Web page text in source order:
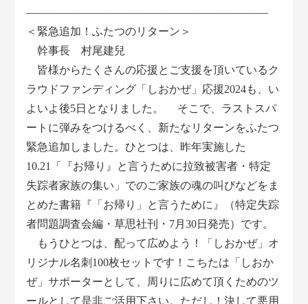
――――――――――――――――――――――
＜緊急追加！ふたつのリターン＞
幹事長 村尾建兒
皆様からたくさんの応援とご支援を頂いているク
ラウドファンディング「しおかぜ」応援2024も、い
よいよ後5日となりました。 そこで、ラストスパ
ートに弾みをつけるべく、新たなリターンをふたつ
緊急追加しました。ひとつは、昨年実施した
10.21「『お帰り』と言うために拉致被害者・特定
失踪者家族の集い」でのご家族の魂の叫びなどをま
とめた書籍『「お帰り」と言うために』（特定失踪
者問題調査会編・草思社刊・7月30日発売）です。
もうひとつは、配って広めよう！「しおかぜ」オ
リジナル名刺100枚セットです！こちたは「しおか
ぜ」サポーターとして、周りに広めて頂くためのツ
ールとして是非ご活用下さい。ただし！決して悪用